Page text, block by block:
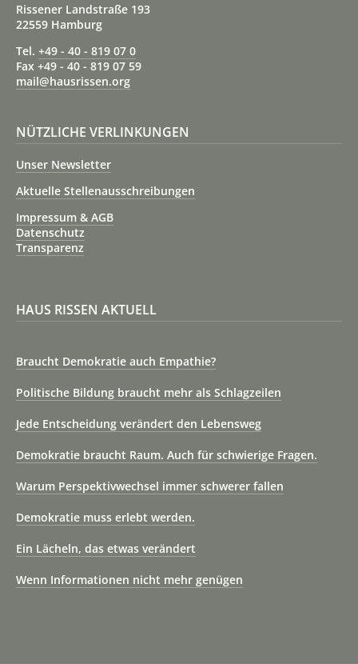
Rissener Landstraße 193
22559 Hamburg
Tel. +49 - 40 - 819 07 0
Fax +49 - 40 - 819 07 59
mail@hausrissen.org
NÜTZLICHE VERLINKUNGEN
Unser Newsletter
Aktuelle Stellenausschreibungen
Impressum & AGB
Datenschutz
Transparenz
HAUS RISSEN AKTUELL
Braucht Demokratie auch Empathie?
Politische Bildung braucht mehr als Schlagzeilen
Jede Entscheidung verändert den Lebensweg
Demokratie braucht Raum. Auch für schwierige Fragen.
Warum Perspektivwechsel immer schwerer fallen
Demokratie muss erlebt werden.
Ein Lächeln, das etwas verändert
Wenn Informationen nicht mehr genügen